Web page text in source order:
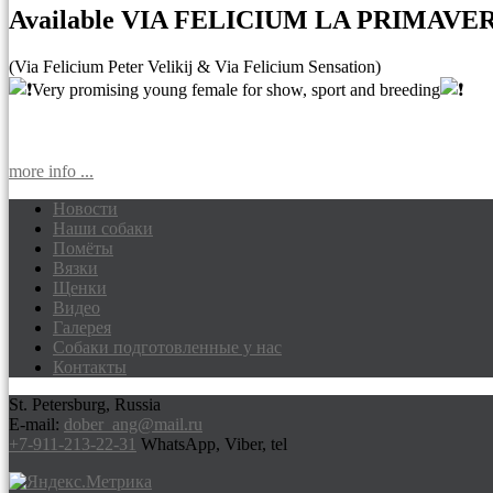
Available VIA FELICIUM LA
(Via Felicium Peter Velikij & Via Felicium Sensation)
Very promising young female for show, sport and breeding
more info ...
Доберманы питомник Via Felicium,
Новости
Наши собаки
Помёты
Вязки
Щенки
Видео
Галерея
Собаки подготовленные у нас
Контакты
St. Petersburg, Russia
E-mail: dober_ang@mail.ru
+7-911-213-22-31 WhatsApp, Viber, tel